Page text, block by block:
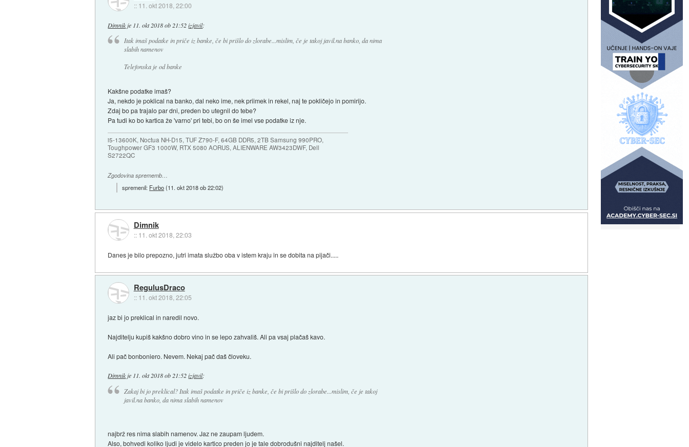
:: 11. okt 2018, 22:00
Dimnikje 11. okt 2018 ob 21:52 izjavil:
Itak imaš podatke in priče iz banke, če bi prišlo do zlorabe...mislim, če je takoj javil.na banko, da nima
slabih namenov
Telefonska je od banke
Kakšne podatke imaš?
Ja, nekdo je poklical na banko, dal neko ime, nek priimek in rekel, naj te pokličejo in pomirijo.
Zdaj bo pa trajalo par dni, preden bo utegnil do tebe?
Pa tudi ko bo kartica že 'varno' pri tebi, bo on še imel vse podatke iz nje.
i5-13600K, Noctua NH-D15, TUF Z790-F, 64GB DDR5, 2TB Samsung 990PRO,
Toughpower GF3 1000W, RTX 5080 AORUS, ALIENWARE AW3423DWF, Dell
S2722QC
Zgodovina sprememb…
spremenil: Furbo(11. okt 2018 ob 22:02)
Dimnik
:: 11. okt 2018, 22:03
Danes je bilo prepozno, jutri imata službo oba v istem kraju in se dobita na pijači.....
RegulusDraco
:: 11. okt 2018, 22:05
jaz bi jo preklical in naredil novo.
Najditelju kupiš kakšno dobro vino in se lepo zahvališ. Ali pa vsaj plačaš kavo.
Ali pač bonboniero. Nevem. Nekaj pač daš človeku.
Dimnikje 11. okt 2018 ob 21:52 izjavil:
Zakaj bi jo preklical? Itak imaš podatke in priče iz banke, če bi prišlo do zlorabe...mislim, če je takoj
javil.na banko, da nima slabih namenov
najbrž res nima slabih namenov. Jaz ne zaupam ljudem.
Also, bohvedi koliko ljudi je videlo kartico preden jo je tale dobrodušni najditelj našel.